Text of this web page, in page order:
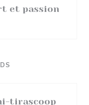
et passion
tirascoop